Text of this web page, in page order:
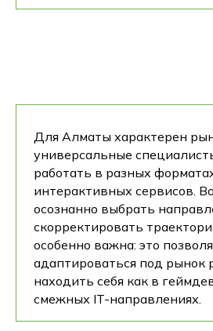
Для Алматы характерен
универсальные
работать в разных
интерактивных сервисов.
осознанно выбрать
скорректировать
особенно важна: это
адаптироваться под рынок
находить себя как в
смежных IT-направлениях.
программы написаны
совместно с
работодателями:
Банк, Сигма, Simbirsoft
Мы —IT-колледж,
который
два диплома
государственного
образца: Казахстан и
Россия